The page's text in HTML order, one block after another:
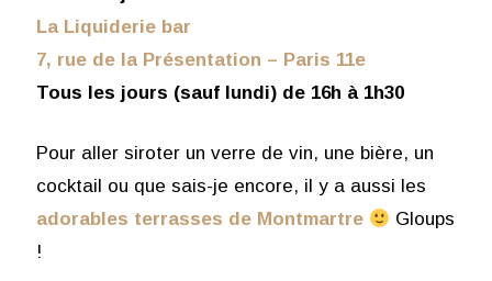
La Liquiderie bar
7, rue de la Présentation – Paris 11e
Tous les jours (sauf lundi) de 16h à 1h30
Pour aller siroter un verre de vin, une bière, un
cocktail ou que sais-je encore, il y a aussi les
adorables terrasses de Montmartre
Gloups
!